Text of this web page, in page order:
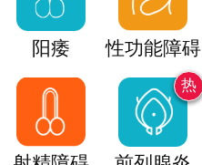
阳痿 性功能障碍
热